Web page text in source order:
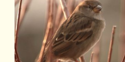
Note 4.20
sur 5
DÉTAILS